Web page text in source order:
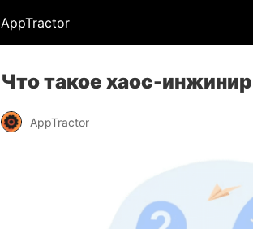
AppTractor
Что такое хаос-
AppTractor